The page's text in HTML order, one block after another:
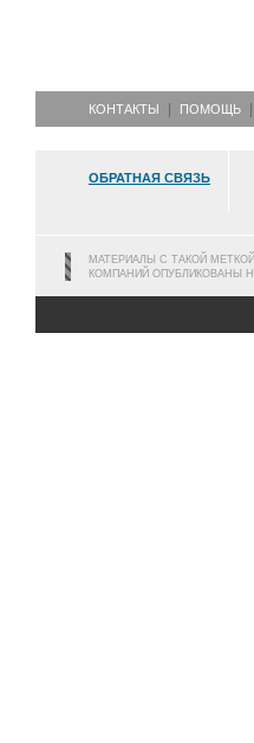
КОНТАКТЫ ПОМОЩЬ
ОБРАТНАЯ СВЯЗЬ
МАТЕРИАЛЫ С ТАКОЙ
КОМПАНИЙ ОПУБЛИКОВАНЫ